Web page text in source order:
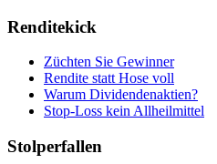
Renditekick
Züchten Sie Gewinner
Rendite statt Hose voll
Warum Dividendenaktien?
Stop-Loss kein Allheilmittel
Stolperfallen